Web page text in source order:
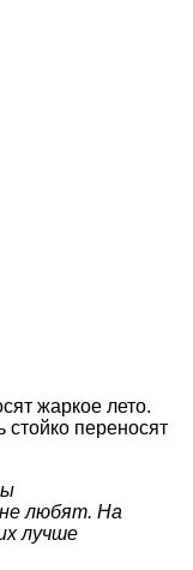
жаркое лето.
стойко переносят
любят. На
лучше